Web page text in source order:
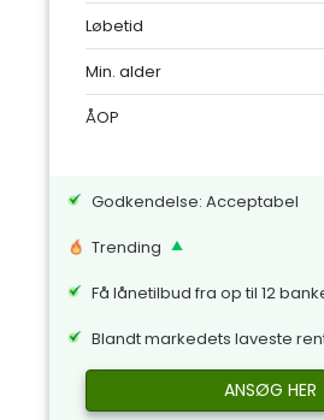
Løbetid
Min. alder
ÅOP
Godkendelse: Acceptabel
Trending
Få lånetilbud fra op til 12
Blandt markedets laveste
ANSØG HER